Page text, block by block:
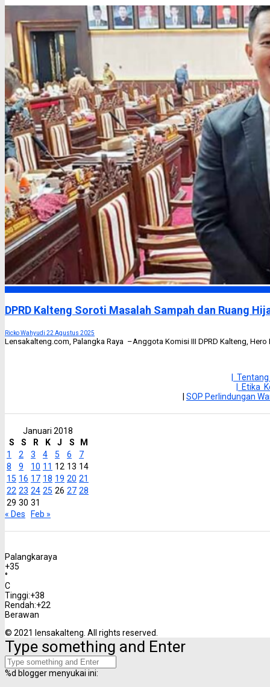
DPRD Kalteng Soroti Masalah Sampah dan Ruang
Ricko Wahyudi 22 Agustus 2025
Lensakalteng.com, Palangka Raya –Anggota Komisi III DPRD Kalteng,
|
| Etika
SOP Perlindungan
Januari 2018
S
S R K J S
M
1
2 3 4 5 6
7
8
9 10 11 12 13 14
15 16 17 18 19 20 21
22 23 24 25 26 27 28
29 30 31
« Des
Feb »
Palangkaraya
+35
°
C
Tinggi:+38
Rendah:+22
Berawan
© 2021 lensakalteng. All rights reserved.
Type something and Enter
%d blogger menyukai ini: